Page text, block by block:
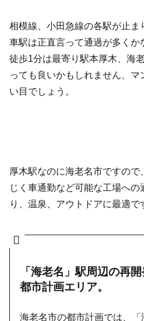
相模線、小田急線の各駅が止ま
車駅は正直言って通過が多くか
徒歩1分は最寄り駅本厚木、海
っても良いかもしれません、マ
い目でしょう。
厚木駅なのに海老名市ですの
じく車通勤など可能な工場へ
り、温泉、アウトドアに最適で
「海老名」駅周辺の再
都市計画エリア。
海老名市の都市計画では、